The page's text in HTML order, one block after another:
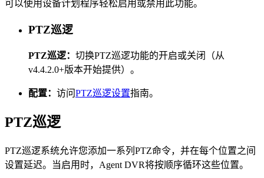
可以使用设备计划程序轻松启用或禁用此功能。
PTZ巡逻
PTZ巡逻： 切换PTZ巡逻功能的开启或关闭（从
v4.4.2.0+版本开始提供）。
配置： 访问PTZ巡逻设置指南。
PTZ巡逻
PTZ巡逻系统允许您添加一系列PTZ命令，并在每个位置之间
设置延迟。当启用时，Agent DVR将按顺序循环这些位置。